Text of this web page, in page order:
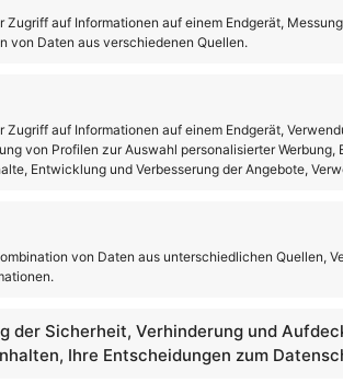
Zugriff auf Informationen auf einem Endgerät,
von Daten aus verschiedenen Quellen.
Zugriff auf Informationen auf einem Endgerät,
von Profilen zur Auswahl personalisierter
Entwicklung und Verbesserung der Angebote,
von Daten aus unterschiedlichen Quellen,
der Sicherheit, Verhinderung und
Ihre Entscheidungen zum